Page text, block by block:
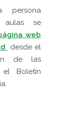
persona
aulas se
web
desde el
de las
el Boletín